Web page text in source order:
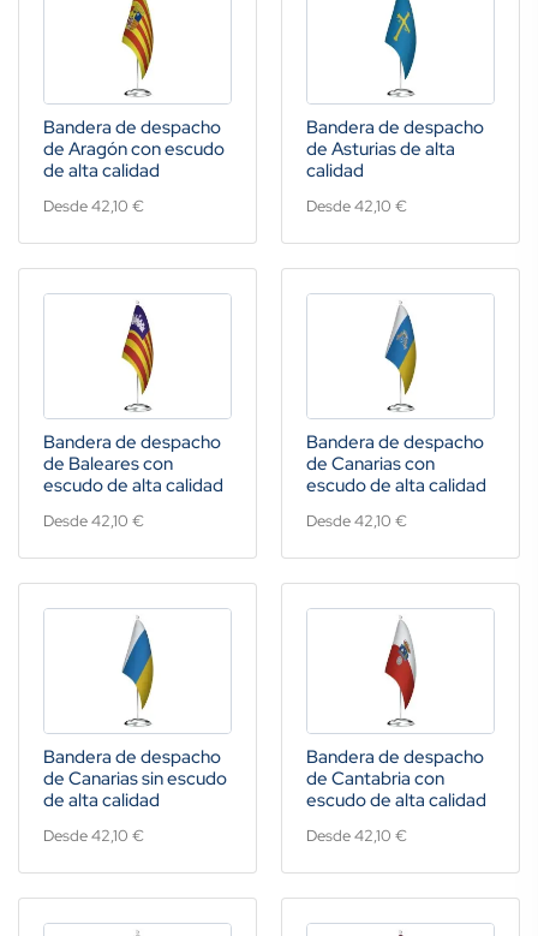
Bandera de despacho
de Aragón con escudo
de alta calidad
Desde 42,10 €
Bandera de despacho
de Asturias de alta
calidad
Desde 42,10 €
Bandera de despacho
de Baleares con
escudo de alta calidad
Desde 42,10 €
Bandera de despacho
de Canarias con
escudo de alta calidad
Desde 42,10 €
Bandera de despacho
de Canarias sin escudo
de alta calidad
Desde 42,10 €
Bandera de despacho
de Cantabria con
escudo de alta calidad
Desde 42,10 €